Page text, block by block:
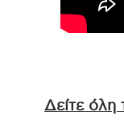
Δείτε όλη